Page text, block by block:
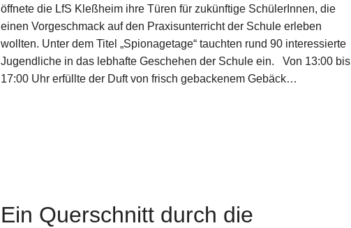
öffnete die LfS Kleßheim ihre Türen für zukünftige SchülerInnen, die
einen Vorgeschmack auf den Praxisunterricht der Schule erleben
wollten. Unter dem Titel „Spionagetage“ tauchten rund 90 interessierte
Jugendliche in das lebhafte Geschehen der Schule ein. Von 13:00 bis
17:00 Uhr erfüllte der Duft von frisch gebackenem Gebäck…
Ein Querschnitt durch die